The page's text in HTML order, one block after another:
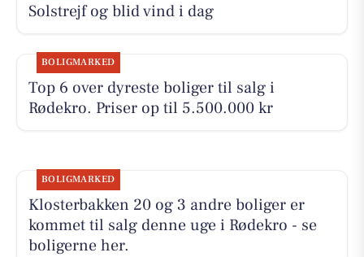
Solstrejf og blid vind i dag
BOLIGMARKED
Top 6 over dyreste boliger til salg i
Rødekro. Priser op til 5.500.000 kr
BOLIGMARKED
Klosterbakken 20 og 3 andre boliger er
kommet til salg denne uge i Rødekro - se
boligerne her.